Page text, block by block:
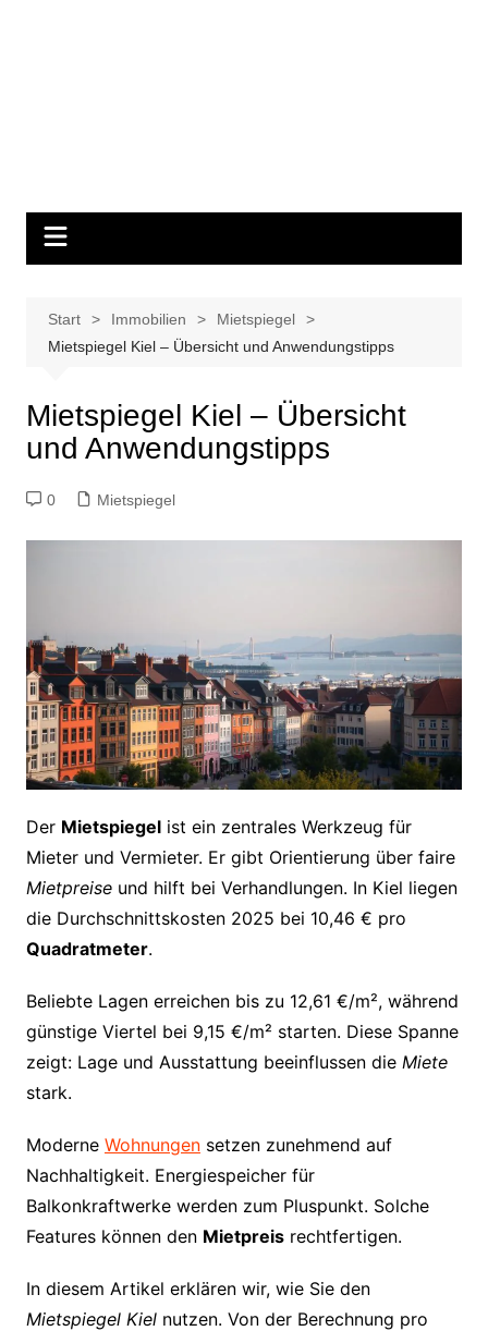
Start Immobilien
Mietspiegel
Mietspiegel Kiel – Übersicht und Anwendungstipps
Mietspiegel Kiel – Übersicht
und Anwendungstipps
0 Mietspiegel
Der Mietspiegelist ein zentrales Werkzeug für
Mieter und Vermieter. Er gibt Orientierung über faire
Mietpreiseund hilft bei Verhandlungen. In Kiel liegen
die Durchschnittskosten 2025 bei 10,46 € pro
Quadratmeter.
Beliebte Lagen erreichen bis zu 12,61 €/m², während
günstige Viertel bei 9,15 €/m² starten. Diese Spanne
zeigt: Lage und Ausstattung beeinflussen die Miete
stark.
Moderne Wohnungensetzen zunehmend auf
Nachhaltigkeit. Energiespeicher für
Balkonkraftwerke werden zum Pluspunkt. Solche
Features können den Mietpreisrechtfertigen.
In diesem Artikel erklären wir, wie Sie den
Mietspiegel Kielnutzen. Von der Berechnung pro